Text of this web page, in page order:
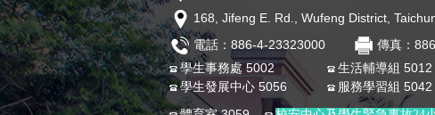
168, Jifeng E. Rd., Wufeng District,
電話：886-4-23323000
傳真：
學生事務處 5002
生活輔導組 5012
學生發展中心 5056
服務學習組 5042